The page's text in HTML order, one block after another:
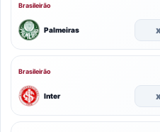
Brasileirão
Palmeiras
Brasileirão
Inter